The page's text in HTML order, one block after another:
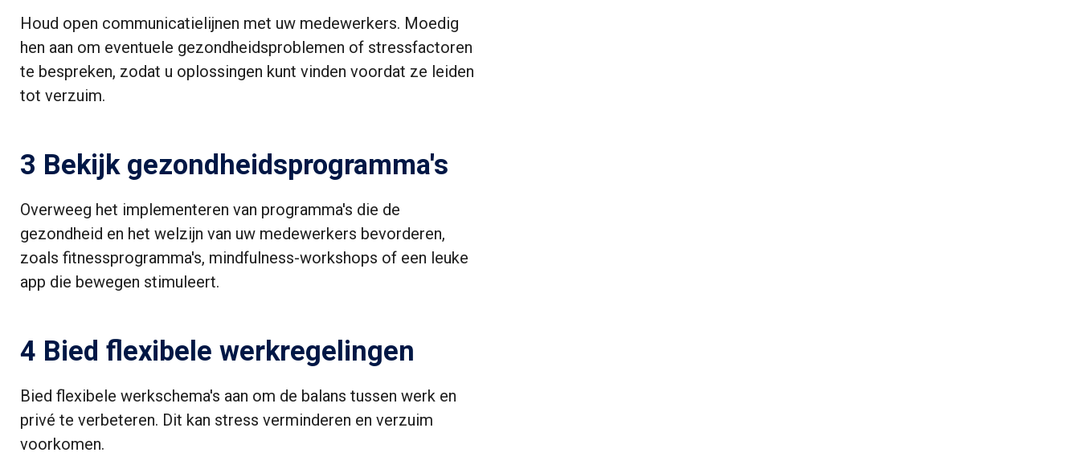
Houd open communicatielijnen met uw medewerkers. Moedig
hen aan om eventuele gezondheidsproblemen of stressfactoren
te bespreken, zodat u oplossingen kunt vinden voordat ze leiden
tot verzuim.
3 Bekijk gezondheidsprogramma's
Overweeg het implementeren van programma's die de
gezondheid en het welzijn van uw medewerkers bevorderen,
zoals fitnessprogramma's, mindfulness-workshops of een leuke
app die bewegen stimuleert.
4 Bied flexibele werkregelingen
Bied flexibele werkschema's aan om de balans tussen werk en
privé te verbeteren. Dit kan stress verminderen en verzuim
voorkomen.